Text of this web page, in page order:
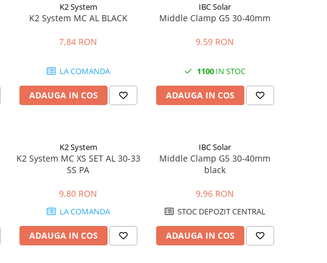
K2 System
K2 System MC AL BLACK
7,84 RON
LA COMANDA
ADAUGA IN COS
IBC Solar
Middle Clamp G5 30-40mm
9,59 RON
1100 IN STOC
ADAUGA IN COS
K2 System
K2 System MC XS SET AL 30-33
SS PA
9,80 RON
LA COMANDA
ADAUGA IN COS
IBC Solar
Middle Clamp G5 30-40mm
black
9,96 RON
STOC DEPOZIT CENTRAL
ADAUGA IN COS